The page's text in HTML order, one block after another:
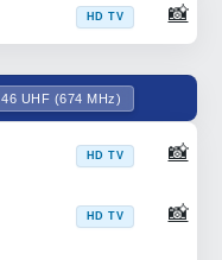
HD TV 📸
46 UHF (674 MHz)
HD TV 📸
HD TV 📸